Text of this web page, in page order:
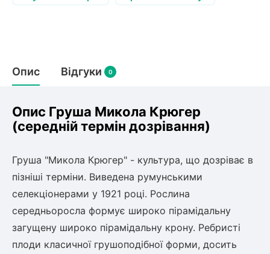
Мирт
Мушмула
Інжирний персик
Нектарин
Алича
Айва
Хурма
Смородина
Актинідія
Ірга
Ківі
Пієріс Японський
Бересклет
Вейгела
Пухироплідник
Спірея
Азалія
Дерен
Штамбові троянди
Бузок
Жасмин (Чубушник)
Рубальні машини
Картоплесаджалки
Картоплекопалки
Роторні косарки
Навантажувачі
Опис Відгуки 0
Опис Груша Микола Крюгер
(середній термін дозрівання)
Груша "Микола Крюгер" - культура, що дозріває в
пізніші терміни. Виведена румунськими
селекціонерами у 1921 році. Рослина
середньоросла формує широко пірамідальну
загущену широко пірамідальну крону. Ребристі
плоди класичної грушоподібної форми, досить